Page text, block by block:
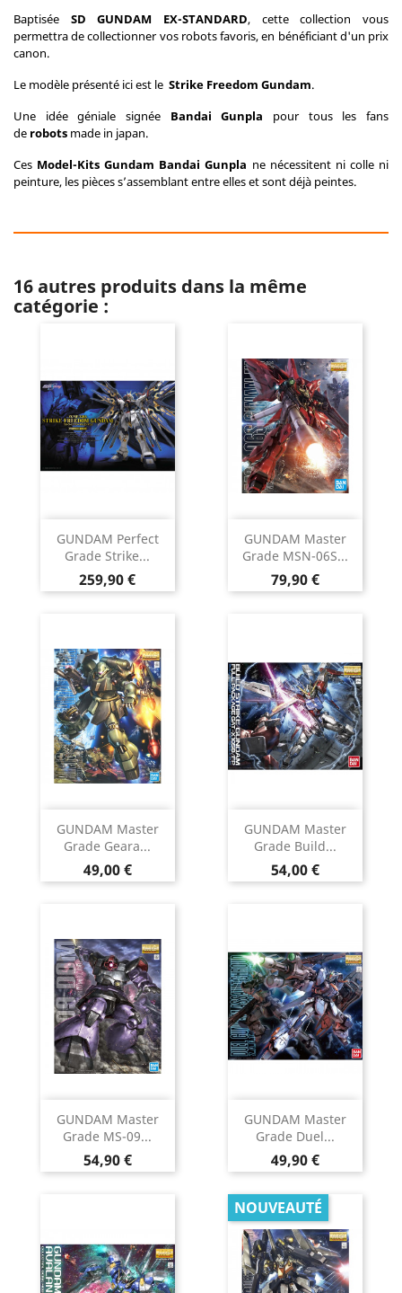
Baptisée SD GUNDAM EX-STANDARD, cette collection vous
permettra de collectionner vos robots favoris, en bénéficiant d'un prix
canon.
Le modèle présenté ici est le Strike Freedom Gundam.
Une idée géniale signée Bandai Gunpla pour tous les fans
de robots made in japan.
Ces Model-Kits Gundam Bandai Gunpla ne nécessitent ni colle ni
peinture, les pièces s’assemblant entre elles et sont déjà peintes.
16 autres produits dans la même
catégorie :
GUNDAM Perfect
Grade Strike...
Prix
259,90 €
GUNDAM Master
Grade MSN-06S...
Prix
79,90 €
GUNDAM Master
Grade Geara...
Prix
49,00 €
GUNDAM Master
Grade Build...
Prix
54,00 €
GUNDAM Master
Grade MS-09...
Prix
54,90 €
GUNDAM Master
Grade Duel...
Prix
49,90 €
NOUVEAUTÉ